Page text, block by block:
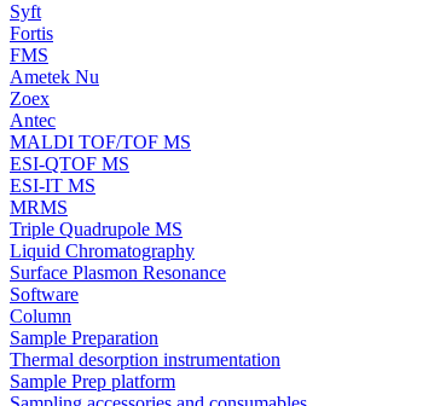
Syft
Fortis
FMS
Ametek Nu
Zoex
Antec
MALDI TOF/TOF MS
ESI-QTOF MS
ESI-IT MS
MRMS
Triple Quadrupole MS
Liquid Chromatography
Surface Plasmon Resonance
Software
Column
Sample Preparation
Thermal desorption instrumentation
Sample Prep platform